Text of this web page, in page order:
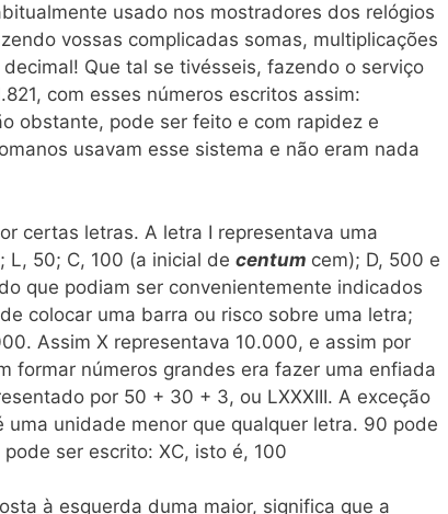
usado nos mostradores dos relógios
vossas complicadas somas, multiplicações
Que tal se tivésseis, fazendo o serviço
com esses números escritos assim:
obstante, pode ser feito e com rapidez e
usavam esse sistema e não eram nada
certas letras. A letra I representava uma
L, 50; C, 100 (a inicial de centum cem); D, 500 e
que podiam ser convenientemente indicados
colocar uma barra ou risco sobre uma letra;
Assim X representava 10.000, e assim por
formar números grandes era fazer uma enfiada
por 50 + 30 + 3, ou LXXXIII. A exceção
uma unidade menor que qualquer letra. 90 pode
ser escrito: XC, isto é, 100
à esquerda duma maior, significa que a